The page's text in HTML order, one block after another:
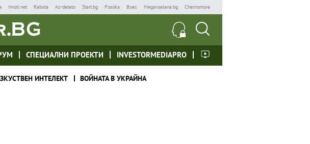
Imoti.net Rabota Az-deteto Start.bg Posoka Boec Megavselena.bg Chernomore
СПЕЦИАЛНИ ПРОЕКТИ INVESTORMEDIAPRO
ИНТЕЛЕКТ ВОЙНАТА В УКРАЙНА